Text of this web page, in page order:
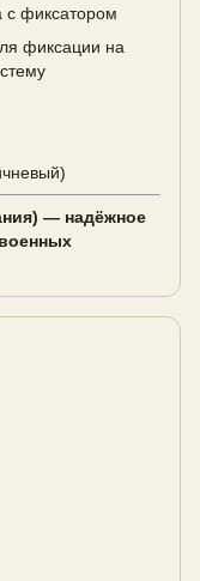
с фиксатором
фиксации на
— надёжное